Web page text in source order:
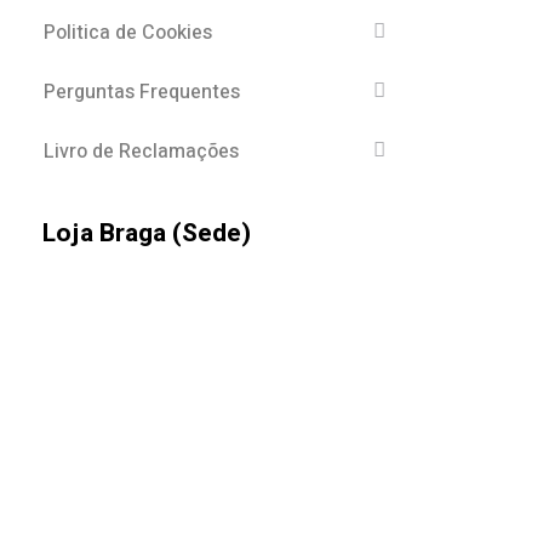
Politica de Cookies
Perguntas Frequentes
Livro de Reclamações
Loja Braga (Sede)